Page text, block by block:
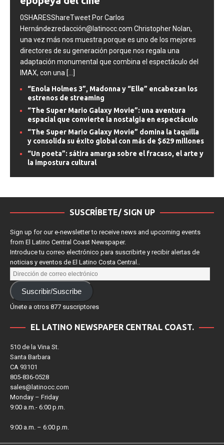
epopeya del cine
0SHARESShareTweet Por Carlos
Hernándezredacción@latinocc.com Christopher Nolan,
una vez más nos muestra porque es uno de los mejores
directores de su generación porque nos regala una
adaptación monumental que combina el espectáculo del
[...]
“Enola Holmes 3”, Madonna y “Elle” encabezan los
estrenos de streaming
“The Super Mario Galaxy Movie”: una aventura
espacial que convierte la nostalgia en espectáculo
“The Super Mario Galaxy Movie” domina la taquilla
y consolida su éxito global con más de $629 millones
“Un poeta”: sátira amarga sobre el fracaso, el arte y
la impostura cultural
SUSCRÍBETE/ SIGN UP
Sign up for our e-newsletter to receive news and upcoming events
from El Latino Central Coast Newspaper.
Introduce tu correo electrónico para suscribirte y recibir alertas de
noticias y eventos de El Latino Costa Central..
510 de la Vina St.
Santa Barbara
CA 93101
805-836-0528
sales@latinocc.com
Monday – Friday